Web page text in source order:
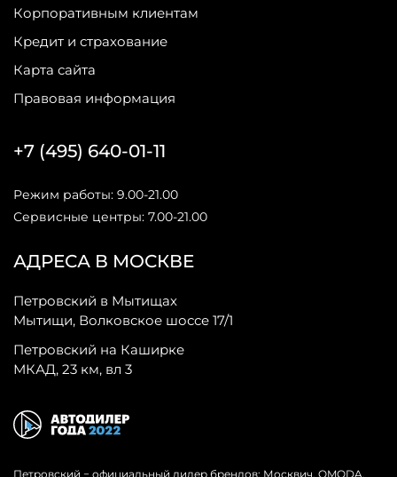
Корпоративным клиентам
Кредит и страхование
Карта сайта
Правовая информация
АДРЕСА В МОСКВЕ
Петровский в Мытищах
Мытищи, Волковское шоссе 17/1
Петровский на Каширке
МКАД, 23 км, вл 3
+7 (495) 640-01-11
Режим работы: 9.00-21.00
Сервисные центры: 7.00-21.00
Петровский − официальный дилер брендов: Москвич, OMODA,